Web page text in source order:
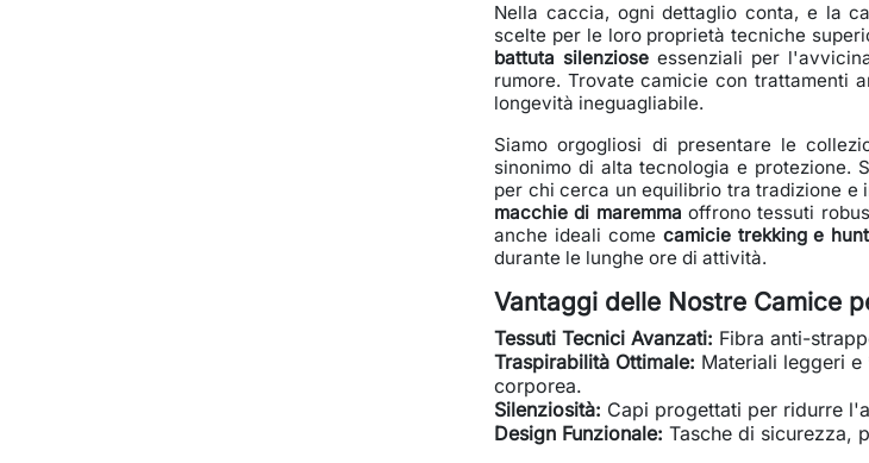
Nella caccia, ogni dettaglio conta, e la
scelte per le loro proprietà tecniche
battuta silenziose essenziali per
rumore. Trovate camicie con trattamenti
longevità ineguagliabile.
Siamo orgogliosi di presentare le
sinonimo di alta tecnologia e protezione.
per chi cerca un equilibrio tra tradizione e
macchie di maremma offrono tessuti
anche ideali come camicie trekking e
durante le lunghe ore di attività.
Vantaggi delle Nostre Camice
Tessuti Tecnici Avanzati: Fibra anti-
Traspirabilità Ottimale: Materiali leggeri
corporea.
Silenziosità: Capi progettati per ridurre
Design Funzionale: Tasche di sicurezza,